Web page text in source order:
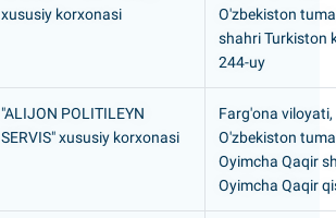
xususiy korxonasi
O'zbekiston
shahri Turkiston
244-uy
"ALIJON POLITILEYN
SERVIS" xususiy korxonasi
Farg'ona viloyati,
O'zbekiston
Oyimcha Qaqir
Oyimcha Qaqir